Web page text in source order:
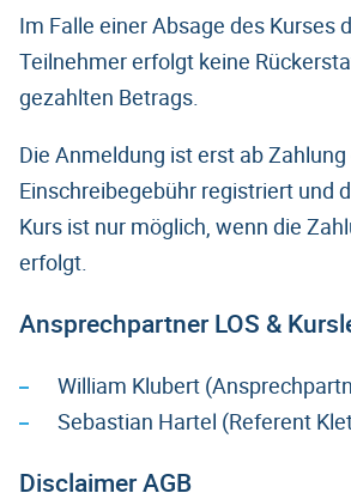
Im Falle einer Absage des Kurses
Teilnehmer erfolgt keine
gezahlten Betrags.
Die Anmeldung ist erst ab
Einschreibegebühr registriert und
Kurs ist nur möglich, wenn die
erfolgt.
Ansprechpartner LOS &
William Klubert
Sebastian Hartel (Referent
Disclaimer AGB